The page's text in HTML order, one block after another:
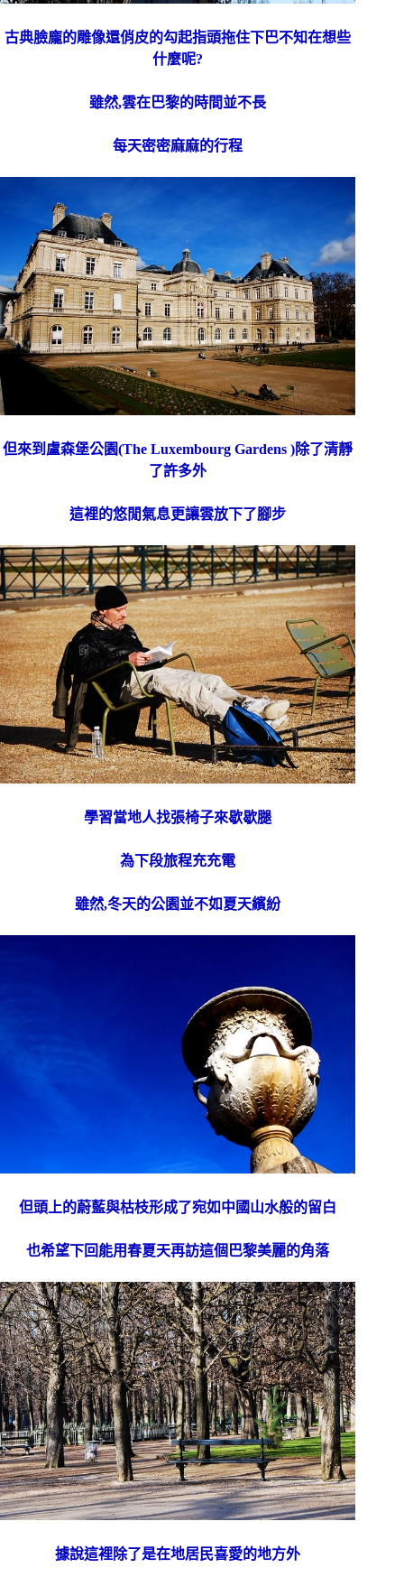
古典臉龐的雕像還俏皮的勾起指頭拖住下巴不知在想些
什麼呢?
雖然,雲在巴黎的時間並不長
每天密密麻麻的行程
但來到盧森堡公園(The Luxembourg Gardens )除了清靜
了許多外
這裡的悠閒氣息更讓雲放下了腳步
學習當地人找張椅子來歇歇腿
為下段旅程充充電
雖然,冬天的公園並不如夏天繽紛
但頭上的蔚藍與枯枝形成了宛如中國山水般的留白
也希望下回能用春夏天再訪這個巴黎美麗的角落
據說這裡除了是在地居民喜愛的地方外